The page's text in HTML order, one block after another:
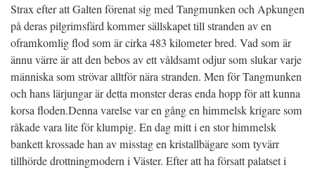
Strax efter att Galten förenat sig med Tangmunken och Apkungen
på deras pilgrimsfärd kommer sällskapet till stranden av en
oframkomlig flod som är cirka 483 kilometer bred. Vad som är
ännu värre är att den bebos av ett våldsamt odjur som slukar varje
människa som strövar alltför nära stranden. Men för Tangmunken
och hans lärjungar är detta monster deras enda hopp för att kunna
korsa floden.Denna varelse var en gång en himmelsk krigare som
råkade vara lite för klumpig. En dag mitt i en stor himmelsk
bankett krossade han av misstag en kristallbägare som tyvärr
tillhörde drottningmodern i Väster. Efter att ha försatt palatset i